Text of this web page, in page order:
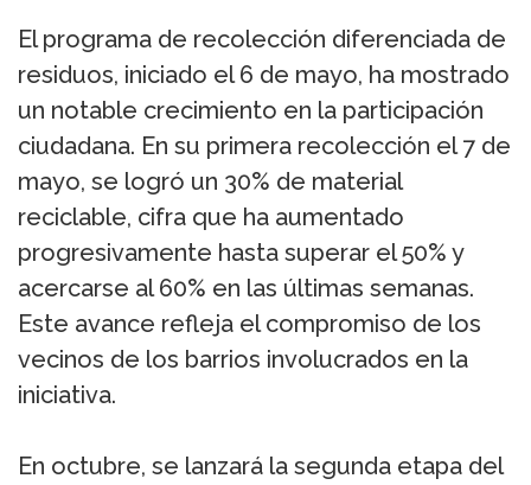
El programa de recolección diferenciada de
residuos, iniciado el 6 de mayo, ha mostrado
un notable crecimiento en la participación
ciudadana. En su primera recolección el 7 de
mayo, se logró un 30% de material
reciclable, cifra que ha aumentado
progresivamente hasta superar el 50% y
acercarse al 60% en las últimas semanas.
Este avance refleja el compromiso de los
vecinos de los barrios involucrados en la
iniciativa.
En octubre, se lanzará la segunda etapa del